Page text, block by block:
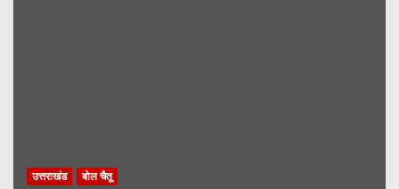
उत्तराखंड बोल चैतू